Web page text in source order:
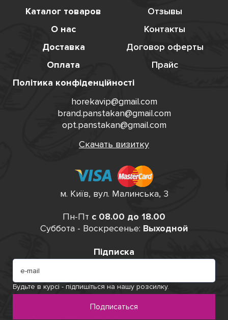
Пн-Пт с 08.00 до 18.00
Суббота - Воскресенье: Выходной
Підписка
Будьте в курсі - підпишіться на нашу розсилку.
Подписаться
Каталог товаров
Отзывы
О нас
Контакты
Доставка
Договор оферты
Оплата
Прайс
Політика конфіденційності
horekavip@gmail.com
brand.panstakan@gmail.com
opt.panstakan@gmail.com
Скачать визитку
м. Київ, вул. Малинська, 3